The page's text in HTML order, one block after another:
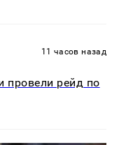
11 часов назад
провели рейд по